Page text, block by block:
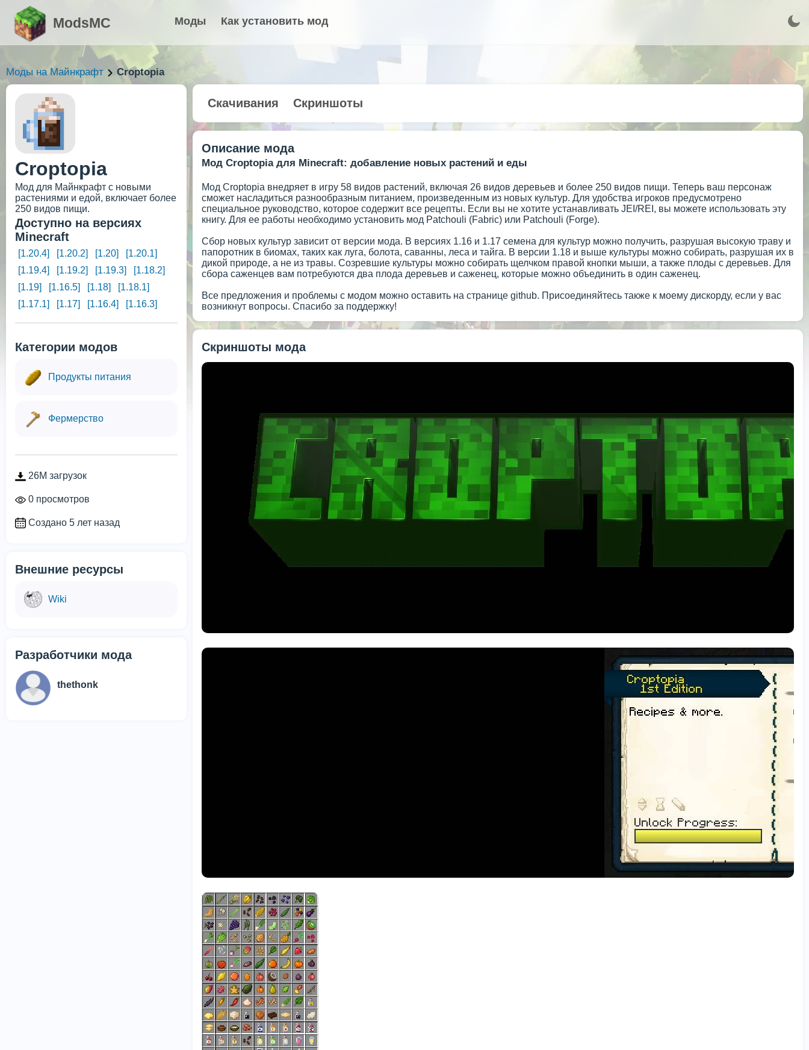
ModsMC Моды Как установить мод
Моды на Майнкрафт Croptopia
Croptopia
Мод для Майнкрафт с новыми
растениями и едой, включает более
250 видов пищи.
Доступно на версиях
Minecraft
[1.20.4] [1.20.2] [1.20]
[1.20.1]
[1.19.4]
[1.19.2] [1.19.3]
[1.18.2]
[1.19]
[1.16.5] [1.18]
[1.18.1]
[1.17.1]
[1.17] [1.16.4] [1.16.3]
Категории модов
Продукты питания
Фермерство
26M загрузок
0 просмотров
Создано 5 лет назад
Внешние ресурсы
Wiki
Разработчики мода
thethonk
Скачивания Скриншоты
Описание мода
Мод Croptopia для Minecraft: добавление новых растений и еды
Мод Croptopia внедряет в игру 58 видов растений, включая 26 видов деревьев и более 250 видов пищи. Теперь ваш персонаж
сможет насладиться разнообразным питанием, произведенным из новых культур. Для удобства игроков предусмотрено
специальное руководство, которое содержит все рецепты. Если вы не хотите устанавливать JEI/REI, вы можете использовать эту
книгу. Для ее работы необходимо установить мод Patchouli (Fabric) или Patchouli (Forge).
Сбор новых культур зависит от версии мода. В версиях 1.16 и 1.17 семена для культур можно получить, разрушая высокую траву и
папоротник в биомах, таких как луга, болота, саванны, леса и тайга. В версии 1.18 и выше культуры можно собирать, разрушая их в
дикой природе, а не из травы. Созревшие культуры можно собирать щелчком правой кнопки мыши, а также плоды с деревьев. Для
сбора саженцев вам потребуются два плода деревьев и саженец, которые можно объединить в один саженец.
Все предложения и проблемы с модом можно оставить на странице github. Присоединяйтесь также к моему дискорду, если у вас
возникнут вопросы. Спасибо за поддержку!
Скриншоты мода